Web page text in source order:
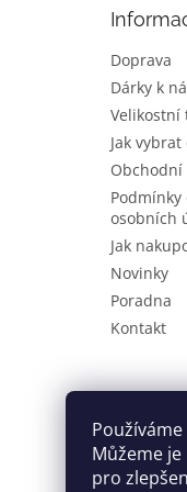
Používáme
Můžeme
pro
Doprava
Dárky k
Velikostní
Jak
osobních
Jak
Novinky
Poradna
Kontakt